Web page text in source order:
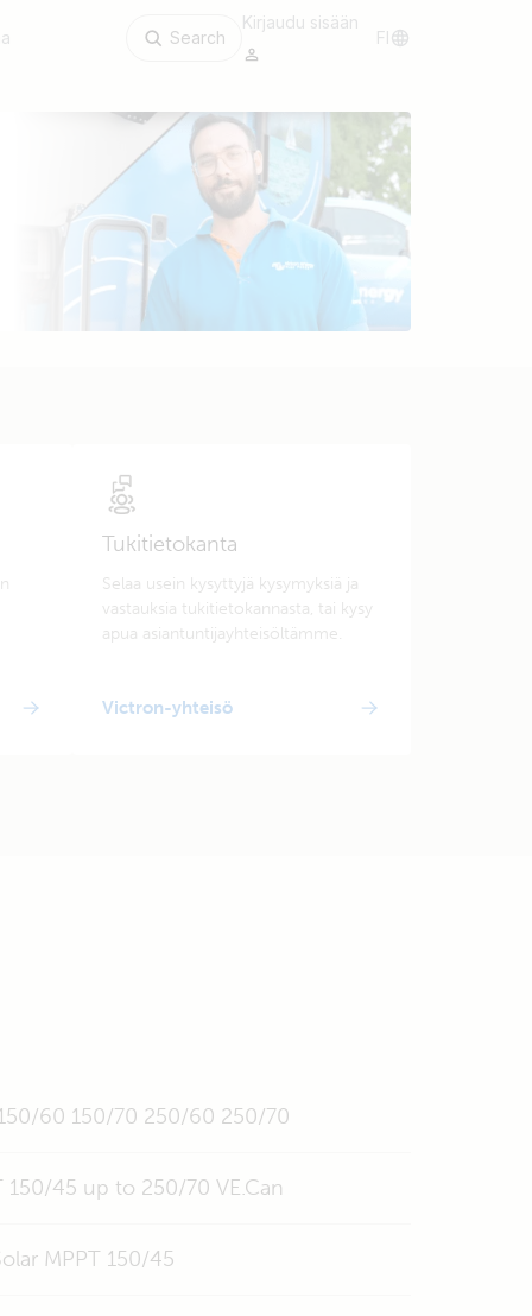
Search
Kirjaudu sisään
FI
Tukitietokanta
Selaa usein kysyttyjä kysymyksiä ja
vastauksia tukitietokannasta, tai kysy
apua asiantuntijayhteisöltämme.
Victron-yhteisö
60 150/70 250/60 250/70
150/45 up to 250/70 VE.Can
MPPT 150/45